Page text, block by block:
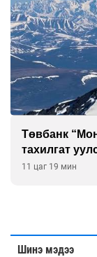
Төвбанк
тахилгат
11 цаг 19 мин
Шинэ мэдээ